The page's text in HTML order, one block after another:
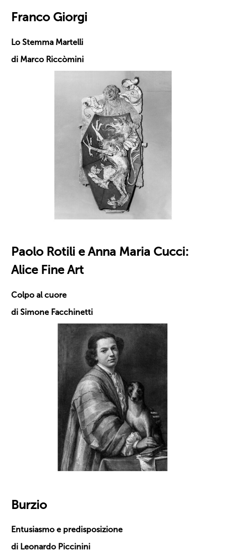
Franco Giorgi
Lo Stemma Martelli
di Marco Riccòmini
Paolo Rotili e Anna Maria Cucci:
Alice Fine Art
Colpo al cuore
di Simone Facchinetti
Burzio
Entusiasmo e predisposizione
di Leonardo Piccinini